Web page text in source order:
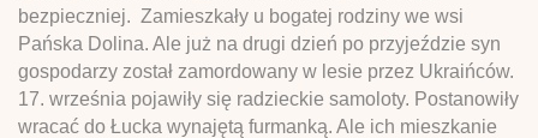
bezpieczniej. Zamieszkały u bogatej rodziny we wsi
Pańska Dolina. Ale już na drugi dzień po przyjeździe syn
gospodarzy został zamordowany w lesie przez Ukraińców.
17. września pojawiły się radzieckie samoloty. Postanowiły
wracać do Łucka wynajętą furmanką. Ale ich mieszkanie